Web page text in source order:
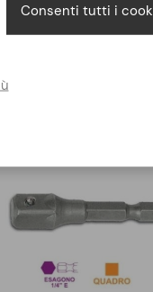
anche
Consenti tutti i